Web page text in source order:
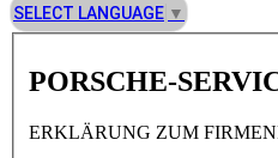
SELECT LANGUAGE ▼
PORSCHE-
ERKLÄRUNG ZUM